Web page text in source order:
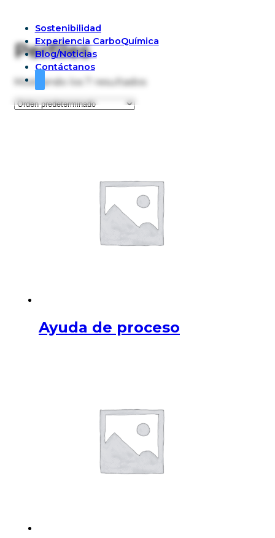
Sostenibilidad
Experiencia CarboQuímica
Blog/Noticias
Contáctanos
Perfiles
Mostrando los 7 resultados
Ayuda de proceso